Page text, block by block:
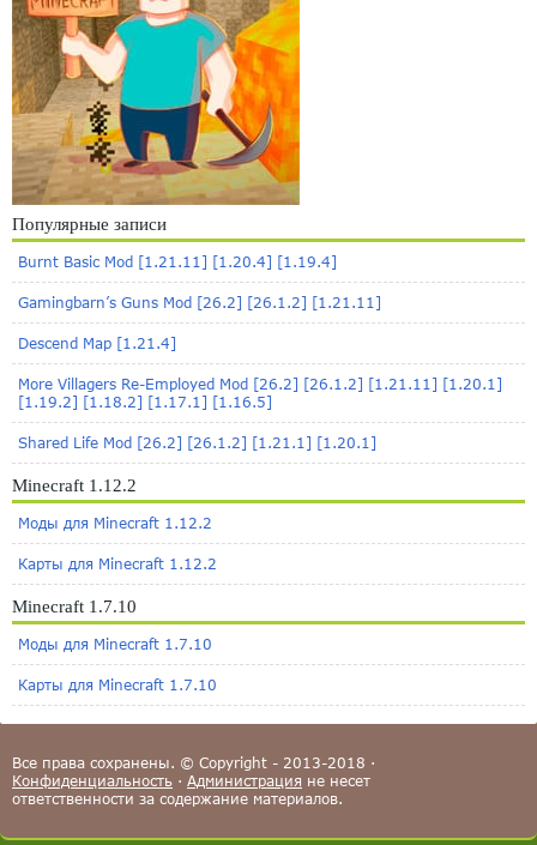
Популярные записи
Burnt Basic Mod [1.21.11] [1.20.4] [1.19.4]
Gamingbarn’s Guns Mod [26.2] [26.1.2] [1.21.11]
Descend Map [1.21.4]
More Villagers Re-Employed Mod [26.2] [26.1.2] [1.21.11] [1.20.1]
[1.19.2] [1.18.2] [1.17.1] [1.16.5]
Shared Life Mod [26.2] [26.1.2] [1.21.1] [1.20.1]
Minecraft 1.12.2
Моды для Minecraft 1.12.2
Карты для Minecraft 1.12.2
Minecraft 1.7.10
Моды для Minecraft 1.7.10
Карты для Minecraft 1.7.10
Все права сохранены. © Copyright - 2013-2018 ·
Конфиденциальность · Администрация не несет
ответственности за содержание материалов.